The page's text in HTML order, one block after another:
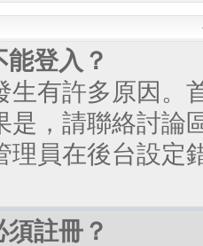
登入？
生有許多原因。
是，請聯絡討論
理員在後台設定
註冊？